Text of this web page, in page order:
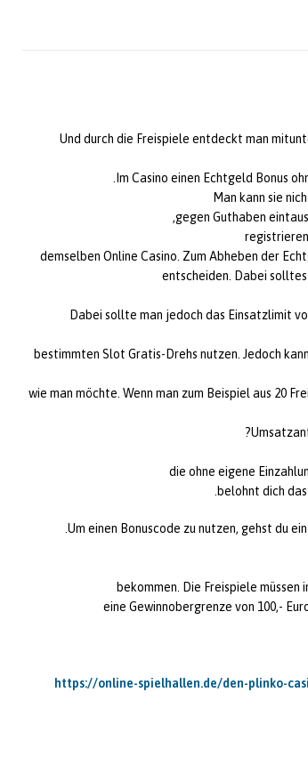
Und durch die Freispiele entdeckt man
Im Casino einen Echtgeld Bonus
Man kann sie
gegen Guthaben
demselben Online Casino. Zum Abheben der
entscheiden. Dabei
Dabei sollte man jedoch das Einsatzlimit
bestimmten Slot Gratis-Drehs nutzen. Jedoch
wie man möchte. Wenn man zum Beispiel aus 20
die ohne eigene
belohnt dich
Um einen Bonuscode zu nutzen, gehst du
bekommen. Die Freispiele
eine Gewinnobergrenze von 100,-
https://online-spielhallen.de/den-plinko-